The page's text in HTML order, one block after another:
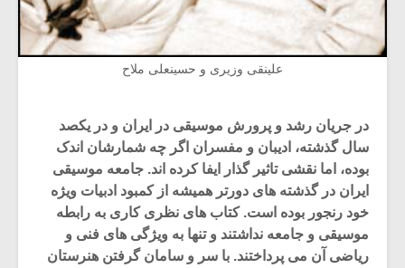
علینقی وزیری و حسینعلی ملاح
در جریان رشد و پرورش موسیقی در ایران و در یکصد
سال گذشته، ادیبان و مفسران اگر چه شمارشان اندک
بوده، اما نقشی تاثیر گذار ایفا کرده اند. جامعه موسیقی
ایران در گذشته های دورتر همیشه از کمبود ادبیات ویژه
خود رنجور بوده است. کتاب های نظری کاری به رابطه
موسیقی و جامعه نداشتند و تنها به ویژگی های فنی و
ریاضی آن می پرداختند. با سر و سامان گرفتن هنرستان